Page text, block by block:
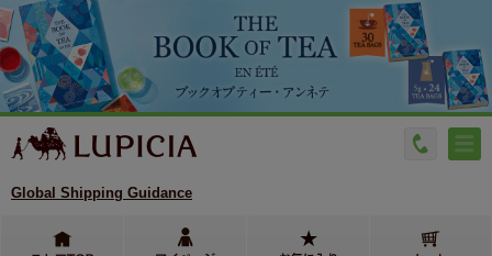
Global Shipping Guidance